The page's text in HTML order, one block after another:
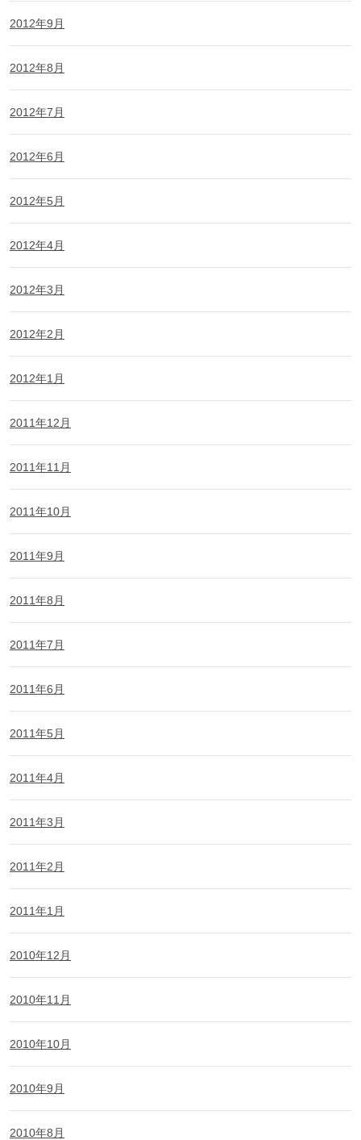
2012年9月
2012年8月
2012年7月
2012年6月
2012年5月
2012年4月
2012年3月
2012年2月
2012年1月
2011年12月
2011年11月
2011年10月
2011年9月
2011年8月
2011年7月
2011年6月
2011年5月
2011年4月
2011年3月
2011年2月
2011年1月
2010年12月
2010年11月
2010年10月
2010年9月
2010年8月